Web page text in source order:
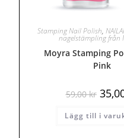
Stamping Nail Polish,
nagelstämpling från
Moyra Stamping
Pink
59,00kr
Lägg till i